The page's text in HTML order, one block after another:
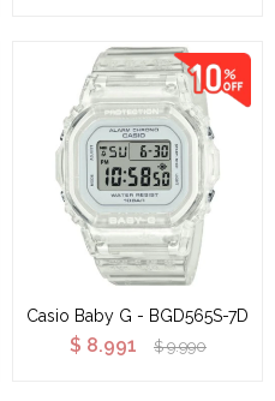
Casio Baby G - BGD565S-7D
$ 8.991 $ 9.990